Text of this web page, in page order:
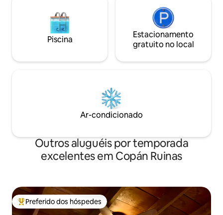
Piscina
Estacionamento
gratuito no local
Ar-condicionado
Outros aluguéis por temporada
excelentes em Copán Ruinas
Entre os melhores preferidos dos hóspedes
Preferido dos hóspedes